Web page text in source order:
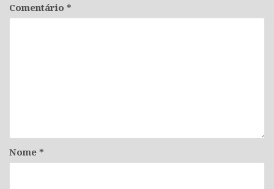
Comentário *
Nome *